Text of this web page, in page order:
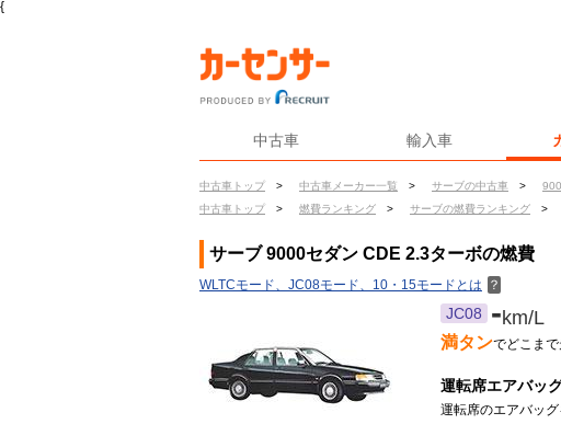
{
中古車 輸入車
中古車トップ > 中古車メーカー一覧 > サーブの中古車 >
中古車トップ
> 燃費ランキング > サーブの燃費ランキング >
サーブ 9000セダン CDE 2.3ターボの燃費
WLTCモード、JC08モード、10・15モードとは ？
JC08 -km/L
満タンでどこま
運転席エアバッ
運転席のエアバッ